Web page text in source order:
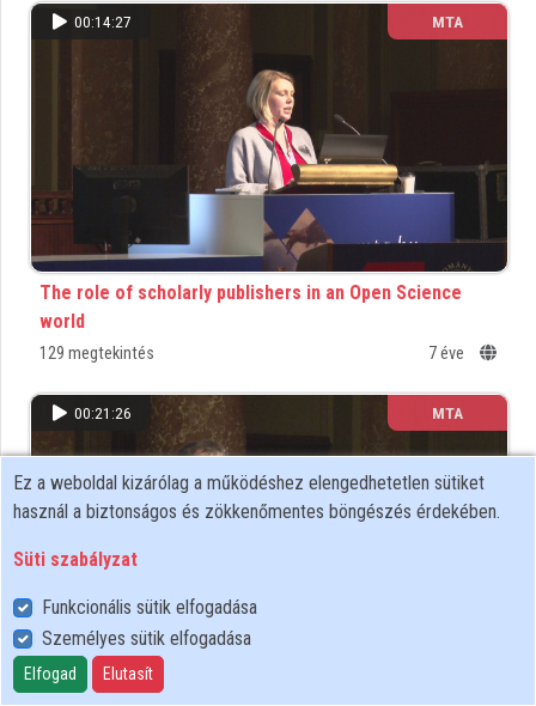
Intézményi felfedezés
Intézmények
Közreműködők
00:14:27 MTA
The role of scholarly publishers in an Open Science
world
129 megtekintés 7 éve
00:21:26 MTA
Ideas for Knowledge Democratization
Ez a weboldal kizárólag a működéshez elengedhetetlen sütiket
használ a biztonságos és zökkenőmentes böngészés érdekében.
Süti szabályzat
Funkcionális sütik elfogadása
Személyes sütik elfogadása
Elfogad Elutasít